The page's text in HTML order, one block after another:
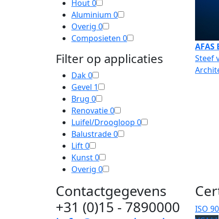
Hout0
Aluminium 0
Overig 0
Composieten 0
Filter op applicaties
Dak0
Gevel 1
Brug 0
Renovatie0
Luifel/Droogloop 0
Balustrade0
Lift0
Kunst0
Overig 0
AFAS
Steef
Contactgegevens
+31 (0)15 - 7890000
ISO